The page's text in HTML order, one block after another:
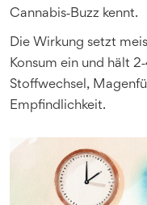
Cannabis‑Buzz kennt.
Die Wirkung setzt
Konsum ein und hält
Stoffwechsel,
Empfindlichkeit.